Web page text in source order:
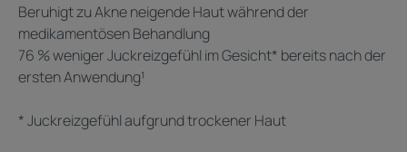
Beruhigt zu Akne neigende Haut während der
medikamentösen Behandlung
76 % weniger Juckreizgefühl im Gesicht* bereits nach der
ersten Anwendung¹
* Juckreizgefühl aufgrund trockener Haut